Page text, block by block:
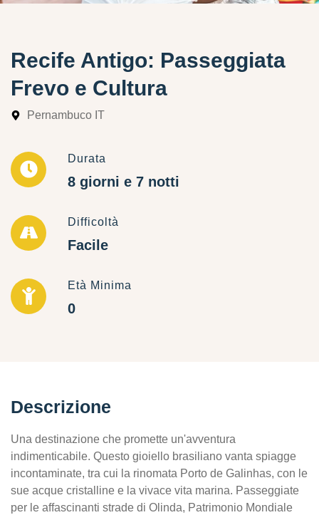
Recife Antigo: Passeggiata
Frevo e Cultura
Pernambuco IT
Durata
8 giorni e 7 notti
Difficoltà
Facile
Età Minima
0
Descrizione
Una destinazione che promette un'avventura
indimenticabile. Questo gioiello brasiliano vanta spiagge
incontaminate, tra cui la rinomata Porto de Galinhas, con le
sue acque cristalline e la vivace vita marina. Passeggiate
per le affascinanti strade di Olinda, Patrimonio Mondiale